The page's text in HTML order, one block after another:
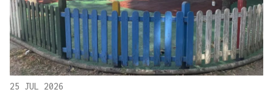
25 JUL 2026